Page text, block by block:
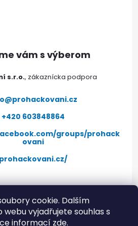
cookie. Dalším
vyjadřujete souhlas s
informací zde.
s.r.o.
@prohackovani.cz
+420 603848864
groups/prohack
ovani
prohackovani.cz/